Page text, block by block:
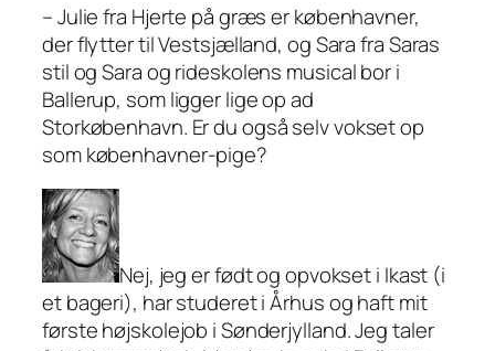
– Julie fra Hjerte på græs er københavner,
der flytter til Vestsjælland, og Sara fra Saras
stil og Sara og rideskolens musical bor i
Ballerup, som ligger lige op ad
Storkøbenhavn. Er du også selv vokset op
som københavner-pige?
Nej, jeg er født og opvokset i Ikast (i
et bageri), har studeret i Århus og haft mit
første højskolejob i Sønderjylland. Jeg taler